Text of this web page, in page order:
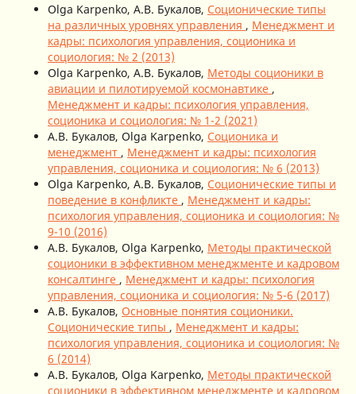
Olga Karpenko, А.В. Букалов, Соционические типы
на различных уровнях управления , Менеджмент и
кадры: психология управления, соционика и
социология: № 2 (2013)
Olga Karpenko, А.В. Букалов, Методы соционики в
авиации и пилотируемой космонавтике ,
Менеджмент и кадры: психология управления,
соционика и социология: № 1-2 (2021)
А.В. Букалов, Olga Karpenko, Соционика и
менеджмент , Менеджмент и кадры: психология
управления, соционика и социология: № 6 (2013)
Olga Karpenko, А.В. Букалов, Соционические типы и
поведение в конфликте , Менеджмент и кадры:
психология управления, соционика и социология: №
9-10 (2016)
А.В. Букалов, Olga Karpenko, Методы практической
соционики в эффективном менеджменте и кадровом
консалтинге , Менеджмент и кадры: психология
управления, соционика и социология: № 5-6 (2017)
А.В. Букалов, Основные понятия соционики.
Соционические типы , Менеджмент и кадры:
психология управления, соционика и социология: №
6 (2014)
А.В. Букалов, Olga Karpenko, Методы практической
соционики в эффективном менеджменте и кадровом